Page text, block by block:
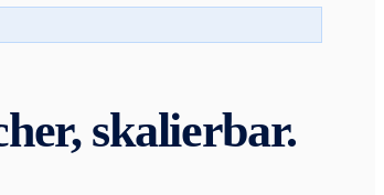
skalierbar.